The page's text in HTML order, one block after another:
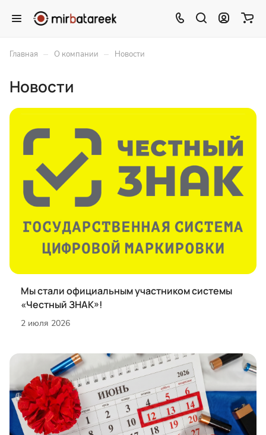
Главная – О компании – Новости
Новости
Мы стали официальным участником системы
«Честный ЗНАК»!
2 июля 2026